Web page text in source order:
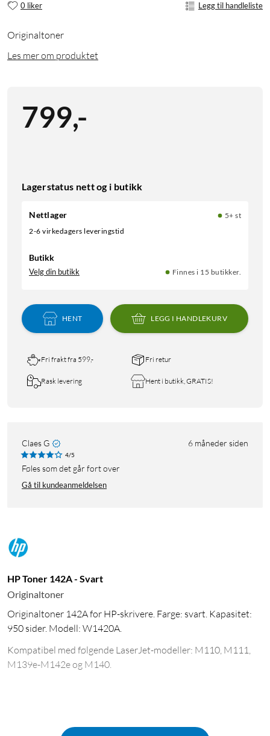
0 liker Legg til handleliste
Originaltoner
Les mer om produktet
799,-
Lagerstatus nett og i butikk
Nettlager
5+ st
2-6 virkedagers leveringstid
Butikk
Velg din butikk Finnes i 15 butikker.
HENT LEGG I HANDLEKURV
Fri frakt fra 599,- Fri retur
Rask levering Hent i butikk, GRATIS!
Claes G 6 måneder siden
4/5
Føles som det går fort over
Gå til kundeanmeldelsen
HP Toner 142A - Svart
Originaltoner
Originaltoner 142A for HP-skrivere. Farge: svart. Kapasitet:
950 sider. Modell: W1420A.
Kompatibel med følgende LaserJet-modeller: M110, M111,
M139e-M142e og M140.